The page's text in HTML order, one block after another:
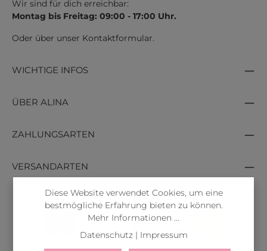
Wir sind für dich erreichbar:
Montag bis Freitag: 09:00 - 17:00 Uhr.
Oder über unser Kontaktformular.
WICHTIGE INFOS
ÜBER ALINA
ZAHLUNGSARTEN
VERSANDARTEN
Diese Website verwendet Cookies, um eine
bestmögliche Erfahrung bieten zu können.
Mehr Informationen ...
Datenschutz| Impressum